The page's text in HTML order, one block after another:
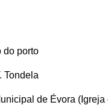
do porto
Tondela
de Évora (Igreja